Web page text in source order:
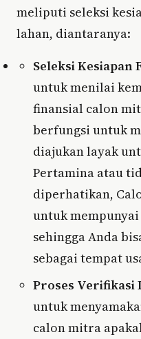
meliputi seleksi
lahan, diantaranya:
Seleksi Kesiapan
untuk menilai
finansial calon
berfungsi untuk
diajukan layak
Pertamina atau
diperhatikan,
untuk
sehingga Anda
sebagai tempat
Proses Verifikasi
untuk
calon mitra